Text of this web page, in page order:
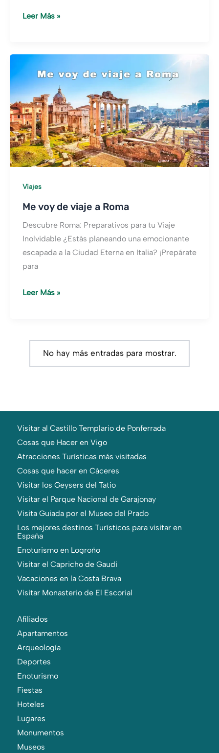
Pueblos
de
España
Leer Más »
Viajes
Me voy de viaje a Roma
Descubre Roma: Preparativos para tu Viaje
Inolvidable ¿Estás planeando una emocionante
escapada a la Ciudad Eterna en Italia? ¡Prepárate
para
Me
Leer Más »
No hay más entradas para mostrar.
Visitar al Castillo Templario de Ponferrada
Cosas que Hacer en Vigo
Atracciones Turísticas más visitadas
Cosas que hacer en Cáceres
Visitar los Geysers del Tatio
Visitar el Parque Nacional de Garajonay
Visita Guiada por el Museo del Prado
Los mejores destinos Turísticos para visitar en
España
Enoturismo en Logroño
Visitar el Capricho de Gaudi
Vacaciones en la Costa Brava
Visitar Monasterio de El Escorial
Afiliados
Apartamentos
Arqueología
Deportes
Enoturismo
Fiestas
Hoteles
Lugares
Monumentos
Museos